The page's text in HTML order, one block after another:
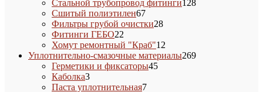
Стальной трубопровод фитинги128
Сшитый полиэтилен6767
товаров
Фильтры грубой очистки2828
Фитинги ГЕБО22
товара
Хомут ремонтный "Краб"12
товаров
Уплотнительно-смазочные материалы269269
Герметики и фиксаторы4545
Каболка33
товара
Паста уплотнительная77